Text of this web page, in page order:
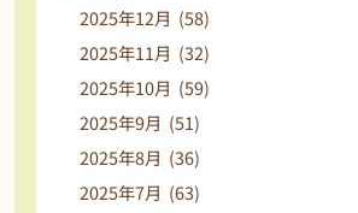
2025年12月 (58)
2025年11月 (32)
2025年10月 (59)
2025年9月 (51)
2025年8月 (36)
2025年7月 (63)